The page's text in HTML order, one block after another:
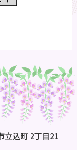
込町 2丁目21